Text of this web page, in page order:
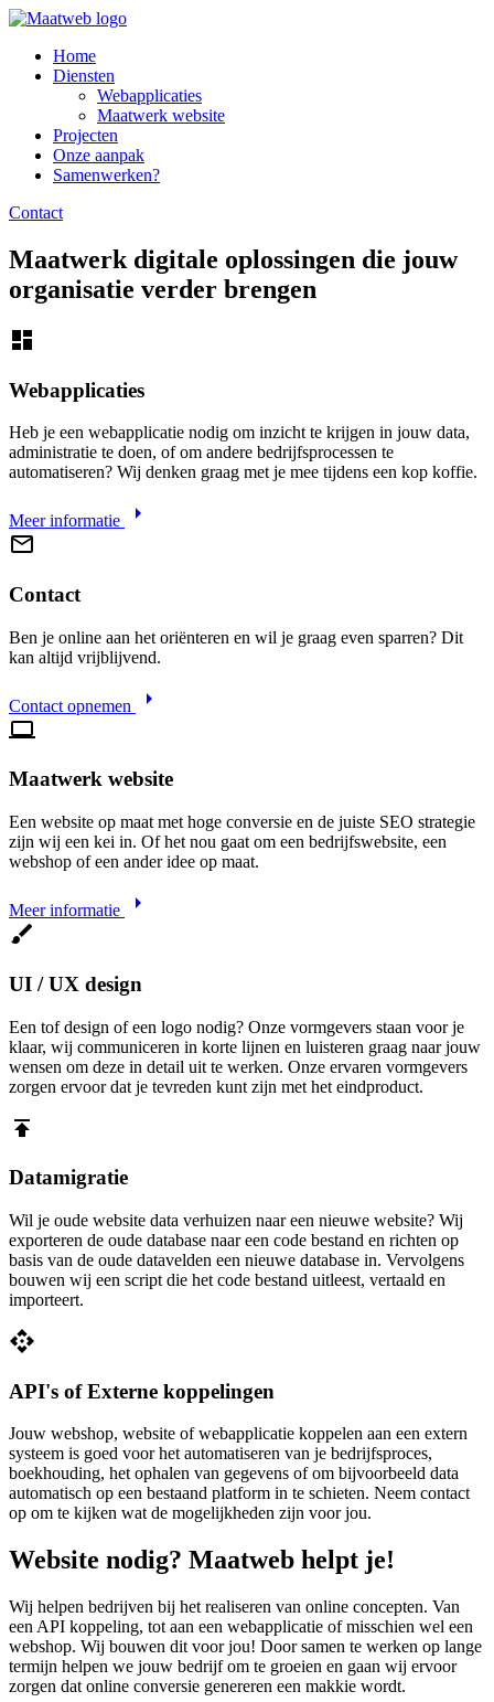
Home
Diensten
Webapplicaties
Maatwerk website
Projecten
Onze aanpak
Samenwerken?
Contact
Maatwerk digitale oplossingen die jouw
organisatie verder brengen
dashboard
Webapplicaties
Heb je een webapplicatie nodig om inzicht te krijgen in jouw data,
administratie te doen, of om andere bedrijfsprocessen te
automatiseren? Wij denken graag met je mee tijdens een kop koffie.
Meer informatie
arrow_right
mail_outline
Contact
Ben je online aan het oriënteren en wil je graag even sparren? Dit
kan altijd vrijblijvend.
Contact opnemen
arrow_right
laptop
Maatwerk website
Een website op maat met hoge conversie en de juiste SEO strategie
zijn wij een kei in. Of het nou gaat om een bedrijfswebsite, een
webshop of een ander idee op maat.
Meer informatie
arrow_right
brush
UI / UX design
Een tof design of een logo nodig? Onze vormgevers staan voor je
klaar, wij communiceren in korte lijnen en luisteren graag naar jouw
wensen om deze in detail uit te werken. Onze ervaren vormgevers
zorgen ervoor dat je tevreden kunt zijn met het eindproduct.
publish
Datamigratie
Wil je oude website data verhuizen naar een nieuwe website? Wij
exporteren de oude database naar een code bestand en richten op
basis van de oude datavelden een nieuwe database in. Vervolgens
bouwen wij een script die het code bestand uitleest, vertaald en
importeert.
api
API's of Externe koppelingen
Jouw webshop, website of webapplicatie koppelen aan een extern
systeem is goed voor het automatiseren van je bedrijfsproces,
boekhouding, het ophalen van gegevens of om bijvoorbeeld data
automatisch op een bestaand platform in te schieten. Neem contact
op om te kijken wat de mogelijkheden zijn voor jou.
Website nodig? Maatweb helpt je!
Wij helpen bedrijven bij het realiseren van online concepten. Van
een API koppeling, tot aan een webapplicatie of misschien wel een
webshop. Wij bouwen dit voor jou! Door samen te werken op lange
termijn helpen we jouw bedrijf om te groeien en gaan wij ervoor
zorgen dat online conversie genereren een makkie wordt.